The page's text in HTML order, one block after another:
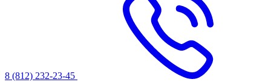
8 (812) 232-23-45